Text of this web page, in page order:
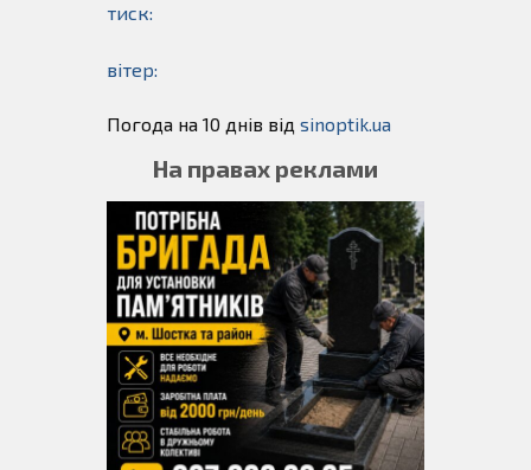
тиск:
вітер:
Погода на 10 днів від sinoptik.ua
На правах реклами